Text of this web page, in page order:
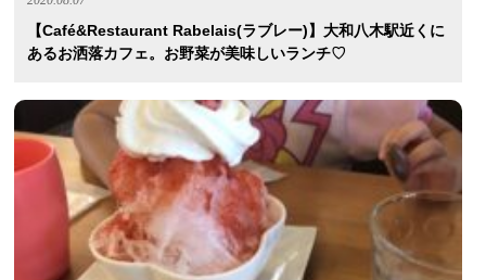
【Café&Restaurant Rabelais(ラブレー)】大和八木駅近くに
あるお洒落カフェ。お野菜が美味しいランチ♡